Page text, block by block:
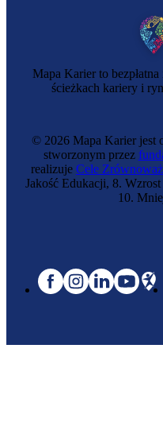
Mapa Karier to
ścieżkach kariery i
© 2026 Mapa Karier jest
stworzonym przez
realizuje Cele
Jakość Edukacji, 8.
10.